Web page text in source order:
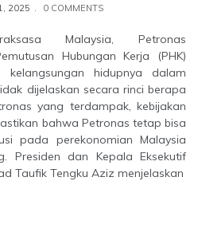
2025 0 COMMENTS
Malaysia, Petronas
Hubungan Kerja (PHK)
hidupnya dalam
dijelaskan secara rinci berapa
yang terdampak, kebijakan
bahwa Petronas tetap bisa
pada perekonomian Malaysia
Presiden dan Kepala Eksekutif
Taufik Tengku Aziz menjelaskan